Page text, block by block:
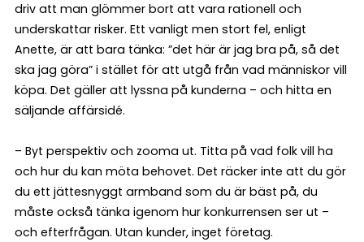
driv att man glömmer bort att vara rationell och
underskattar risker. Ett vanligt men stort fel, enligt
Anette, är att bara tänka: ”det här är jag bra på, så det
ska jag göra” i stället för att utgå från vad människor vill
köpa. Det gäller att lyssna på kunderna – och hitta en
säljande affärsidé.
– Byt perspektiv och zooma ut. Titta på vad folk vill ha
och hur du kan möta behovet. Det räcker inte att du gör
du ett jättesnyggt armband som du är bäst på, du
måste också tänka igenom hur konkurrensen ser ut –
och efterfrågan. Utan kunder, inget företag.